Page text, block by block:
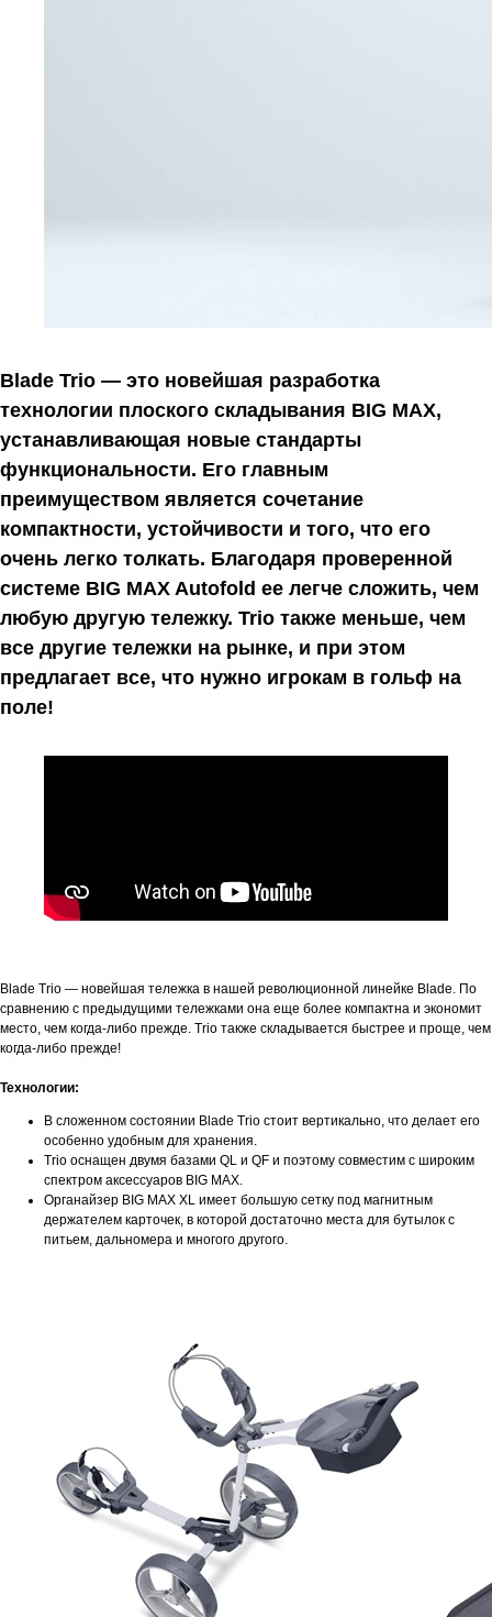
Blade Trio — это новейшая разработка
технологии плоского складывания BIG MAX,
устанавливающая новые стандарты
функциональности. Его главным
преимуществом является сочетание
компактности, устойчивости и того, что его
очень легко толкать. Благодаря проверенной
системе BIG MAX Autofold ее легче сложить, чем
любую другую тележку. Trio также меньше, чем
все другие тележки на рынке, и при этом
предлагает все, что нужно игрокам в гольф на
поле!
Blade Trio — новейшая тележка в нашей революционной линейке Blade. По
сравнению с предыдущими тележками она еще более компактна и экономит
место, чем когда-либо прежде. Trio также складывается быстрее и проще, чем
когда-либо прежде!
Технологии:
В сложенном состоянии Blade Trio стоит вертикально, что делает его
особенно удобным для хранения.
Trio оснащен двумя базами QL и QF и поэтому совместим с широким
спектром аксессуаров BIG MAX.
Органайзер BIG MAX XL имеет большую сетку под магнитным
держателем карточек, в которой достаточно места для бутылок с
питьем, дальномера и многого другого.